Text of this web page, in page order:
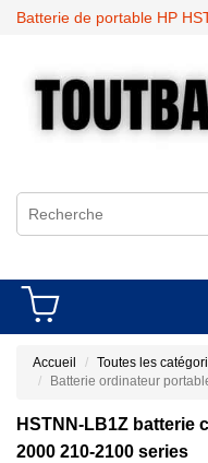
Batterie de portable HP
Accueil Toutes les
Batterie ordinateur
HSTNN-LB1Z batterie
2000 210-2100 series